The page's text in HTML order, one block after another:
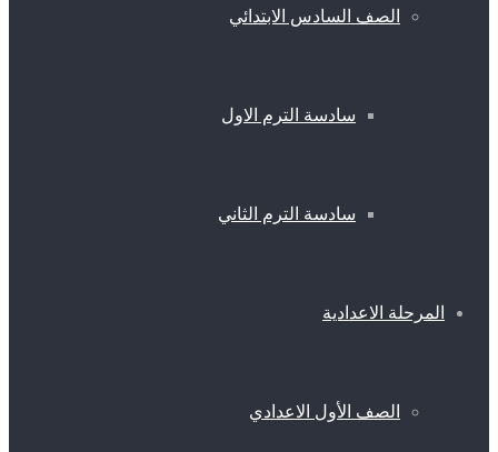
الصف السادس الابتدائي
سادسة الترم الاول
سادسة الترم الثاني
المرحلة الاعدادية
الصف الأول الاعدادي